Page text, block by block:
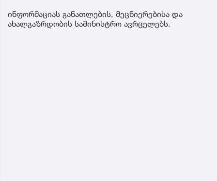
ინფორმაციას განათლების, მეცნიერებისა და
ახალგაზრდობის სამინისტრო ავრცელებს.